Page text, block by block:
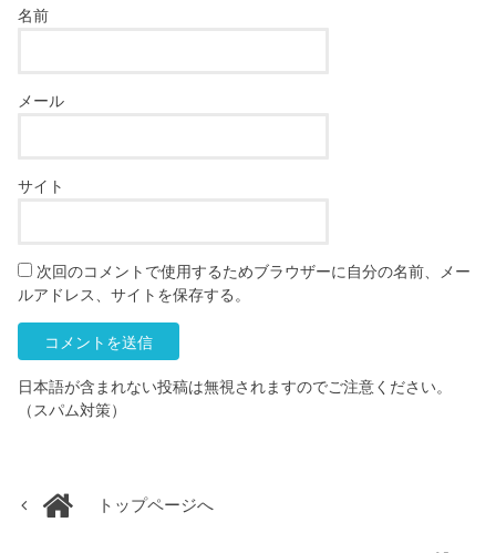
名前
メール
サイト
次回のコメントで使用するためブラウザーに自分の名前、メー
ルアドレス、サイトを保存する。
日本語が含まれない投稿は無視されますのでご注意ください。
（スパム対策）
トップページへ